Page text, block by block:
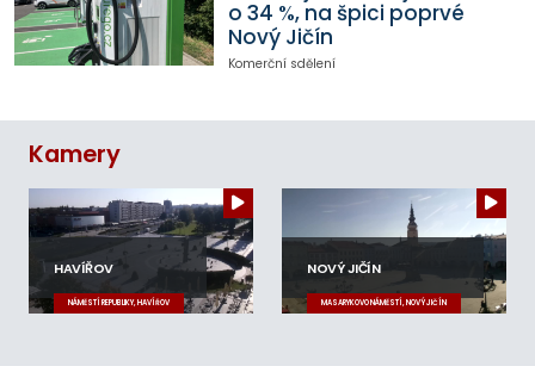
o 34 %, na špici poprvé
Nový Jičín
Komerční sdělení
Kamery
HAVÍŘOV
NÁMĚSTÍ REPUBLIKY, HAVÍŘOV
NOVÝ JIČÍN
MASARYKOVO NÁMĚSTÍ, NOVÝ JIČÍN